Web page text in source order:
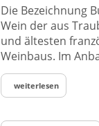
Die Bezeichnung
Wein der aus
und ältesten
Weinbaus. Im
weiterlesen